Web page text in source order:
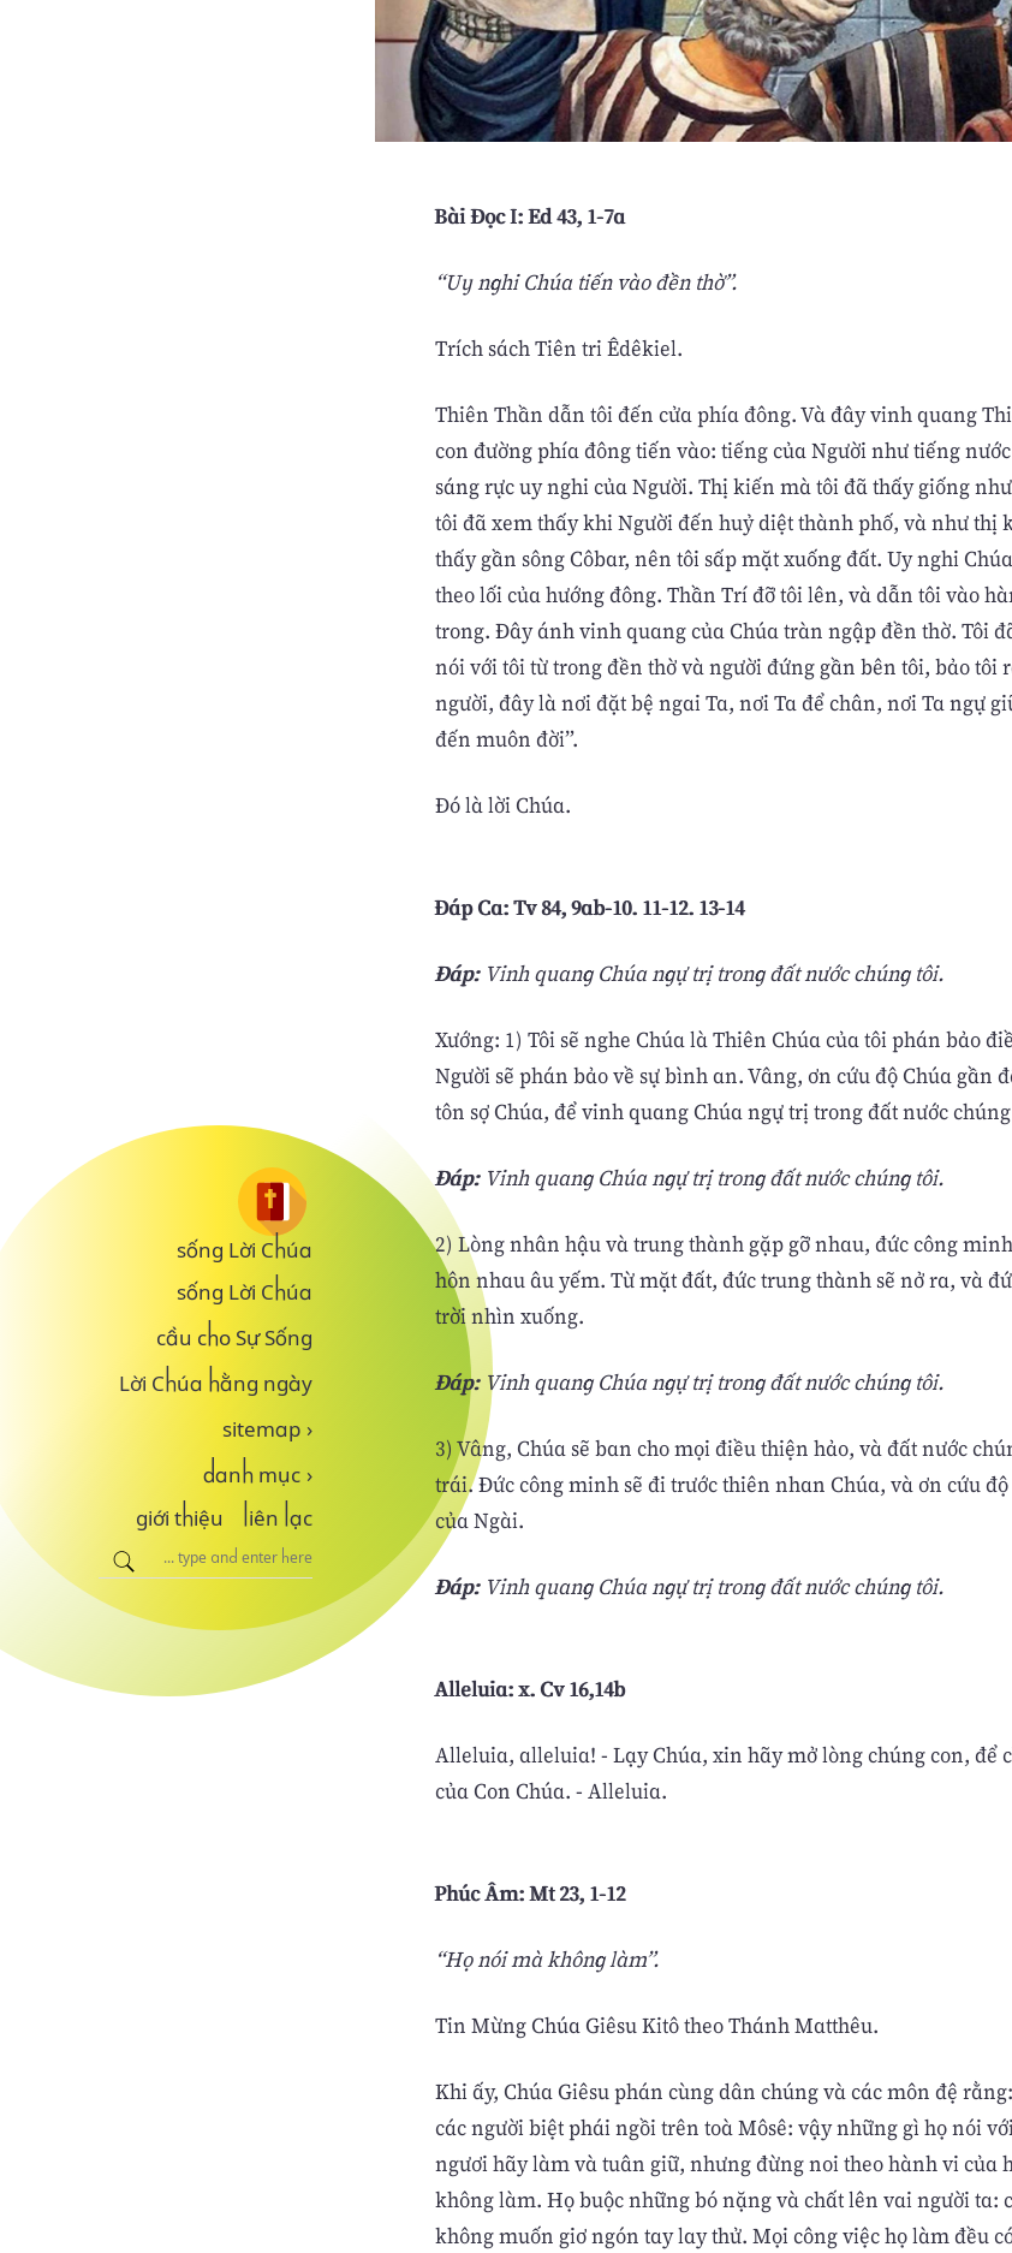
sống Lời Chúa
sống Lời Chúa
cầu cho Sự Sống
Lời Chúa hằng ngày
sitemap ›
danh mục ›
giới thiệu
liên lạc
Bài Ðọc I: Ed 43, 1-7a
“Uy nghi Chúa tiến vào đền thờ”.
Trích sách Tiên tri Êdêkiel.
Thiên Thần dẫn tôi đến cửa phía đông. Và đây vinh quang
con đường phía đông tiến vào: tiếng của Người như tiếng
sáng rực uy nghi của Người. Thị kiến mà tôi đã thấy giống
tôi đã xem thấy khi Người đến huỷ diệt thành phố, và như thị
thấy gần sông Côbar, nên tôi sấp mặt xuống đất. Uy nghi
theo lối của hướng đông. Thần Trí đỡ tôi lên, và dẫn tôi vào
trong. Ðây ánh vinh quang của Chúa tràn ngập đền thờ. Tôi
nói với tôi từ trong đền thờ và người đứng gần bên tôi, bảo tôi
người, đây là nơi đặt bệ ngai Ta, nơi Ta để chân, nơi Ta ngự
đến muôn đời”.
Ðó là lời Chúa.
Đáp Ca: Tv 84, 9ab-10. 11-12. 13-14
Ðáp:Vinh quang Chúa ngự trị trong đất nước chúng tôi.
Xướng: 1) Tôi sẽ nghe Chúa là Thiên Chúa của tôi phán bảo
Người sẽ phán bảo về sự bình an. Vâng, ơn cứu độ Chúa gần
tôn sợ Chúa, để vinh quang Chúa ngự trị trong đất nước
Ðáp:Vinh quang Chúa ngự trị trong đất nước chúng tôi.
2) Lòng nhân hậu và trung thành gặp gỡ nhau, đức công
hôn nhau âu yếm. Từ mặt đất, đức trung thành sẽ nở ra, và
trời nhìn xuống.
Ðáp:Vinh quang Chúa ngự trị trong đất nước chúng tôi.
3) Vâng, Chúa sẽ ban cho mọi điều thiện hảo, và đất nước
trái. Ðức công minh sẽ đi trước thiên nhan Chúa, và ơn cứu độ
của Ngài.
Ðáp:Vinh quang Chúa ngự trị trong đất nước chúng tôi.
Alleluia: x. Cv 16,14b
Alleluia, alleluia! - Lạy Chúa, xin hãy mở lòng chúng con, để
của Con Chúa. - Alleluia.
Phúc Âm: Mt 23, 1-12
“Họ nói mà không làm”.
Tin Mừng Chúa Giêsu Kitô theo Thánh Matthêu.
Khi ấy, Chúa Giêsu phán cùng dân chúng và các môn đệ
các người biệt phái ngồi trên toà Môsê: vậy những gì họ nói
ngươi hãy làm và tuân giữ, nhưng đừng noi theo hành vi của
không làm. Họ buộc những bó nặng và chất lên vai người ta:
không muốn giơ ngón tay lay thử. Mọi công việc họ làm đều